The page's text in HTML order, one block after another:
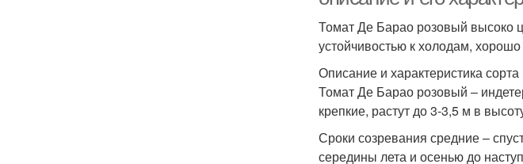
Томат Де Барао розовый высоко
устойчивостью к холодам,
Описание и характеристика сорта
Томат Де Барао розовый –
крепкие, растут до 3-3,5 м в
Сроки созревания средние –
середины лета и осенью до